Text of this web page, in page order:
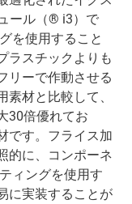
ール（® i3）で
を使用すること
ラスチックよりも
リーで作動させる
材と比較して、
30倍優れてお
です。フライス加
的に、コンポーネ
ィングを使用す
に実装することが